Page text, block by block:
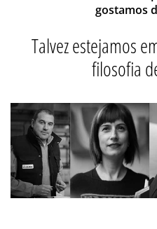
gostamos
Talvez estejamos
filosofia